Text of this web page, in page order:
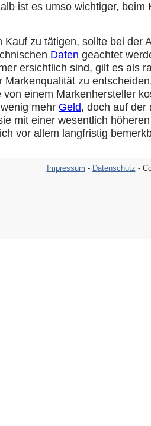
ist es umso wichtiger, beim
Kauf zu tätigen, sollte bei der
Daten geachtet
ersichtlich sind, gilt es als
Markenqualität zu
von einem Markenhersteller
mehr Geld, doch auf der
mit einer wesentlich
vor allem langfristig
Impressum - Datenschutz -